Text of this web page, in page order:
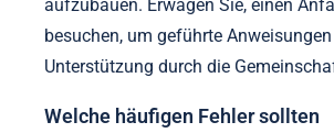
aufzubauen. Erwägen Sie, einen
besuchen, um geführte
Unterstützung durch die
Welche häufigen Fehler sollten